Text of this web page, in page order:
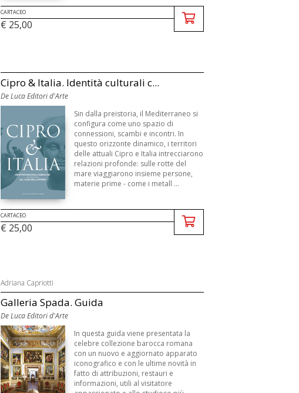
CARTACEO
€ 25,00
Cipro & Italia. Identità culturali c...
De Luca Editori d'Arte
Sin dalla preistoria, il Mediterraneo si
configura come uno spazio di
connessioni, scambi e incontri. In
questo orizzonte dinamico, i territori
delle attuali Cipro e Italia intrecciarono
relazioni profonde: sulle rotte del
mare viaggiarono insieme persone,
materie prime - come i metall ...
CARTACEO
€ 25,00
Adriana Capriotti
Galleria Spada. Guida
De Luca Editori d'Arte
In questa guida viene presentata la
celebre collezione barocca romana
con un nuovo e aggiornato apparato
iconografico e con le ultime novità in
fatto di attribuzioni, restauri e
informazioni, utili al visitatore